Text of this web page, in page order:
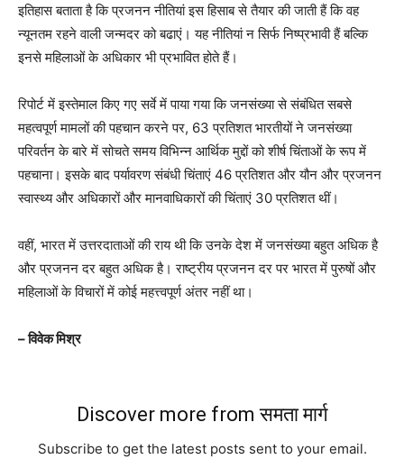
इतिहास बताता है कि प्रजनन नीतियां इस हिसाब से तैयार की जाती हैं कि वह
न्यूनतम रहने वाली जन्मदर को बढाएं। यह नीतियां न सिर्फ निष्प्रभावी हैं बल्कि
इनसे महिलाओं के अधिकार भी प्रभावित होते हैं।
रिपोर्ट में इस्तेमाल किए गए सर्वे में पाया गया कि जनसंख्या से संबंधित सबसे
महत्वपूर्ण मामलों की पहचान करने पर, 63 प्रतिशत भारतीयों ने जनसंख्या
परिवर्तन के बारे में सोचते समय विभिन्न आर्थिक मुद्दों को शीर्ष चिंताओं के रूप में
पहचाना। इसके बाद पर्यावरण संबंधी चिंताएं 46 प्रतिशत और यौन और प्रजनन
स्वास्थ्य और अधिकारों और मानवाधिकारों की चिंताएं 30 प्रतिशत थीं।
वहीं, भारत में उत्तरदाताओं की राय थी कि उनके देश में जनसंख्या बहुत अधिक है
और प्रजनन दर बहुत अधिक है। राष्ट्रीय प्रजनन दर पर भारत में पुरुषों और
महिलाओं के विचारों में कोई महत्त्वपूर्ण अंतर नहीं था।
– विवेक मिश्र
Discover more from समता मार्ग
Subscribe to get the latest posts sent to your email.